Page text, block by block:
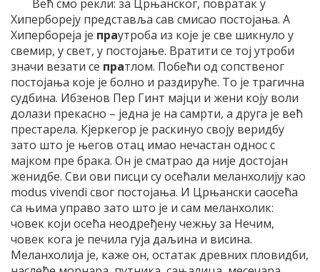
Већ смо рекли: за Црњанског, повратак у
Хипербореју представља сав смисао постојања. А
Хипербореја је праутроба из које је све шикнуло у
свемир, у свет, у постојање. Вратити се тој утроби
значи везати се пратлом. Побећи од сопственог
постојања које је болно и раздируће. То је трагична
судбина. Ибзенов Пер Гинт мајци и жени коју воли
долази прекасно – једна је на самрти, а друга је већ
престарела. Кјеркегор је раскинуо своју веридбу
зато што је његов отац имао нечастан однос с
мајком пре брака. Он је сматрао да није достојан
женидбе. Сви ови писци су осећали меланхолију као
modus vivendi свог постојања. И Црњански саосећа
са њима управо зато што је и сам меланхолик:
човек који осећа неодређену чежњу за Нечим,
човек кога је печила гуја даљина и висина.
Меланхолија је, каже он, остатак древних пловидби,